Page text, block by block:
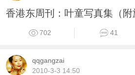
香港东周刊：叶童写真集（附
702 41
qqgangzai
2010-3-3 14:50